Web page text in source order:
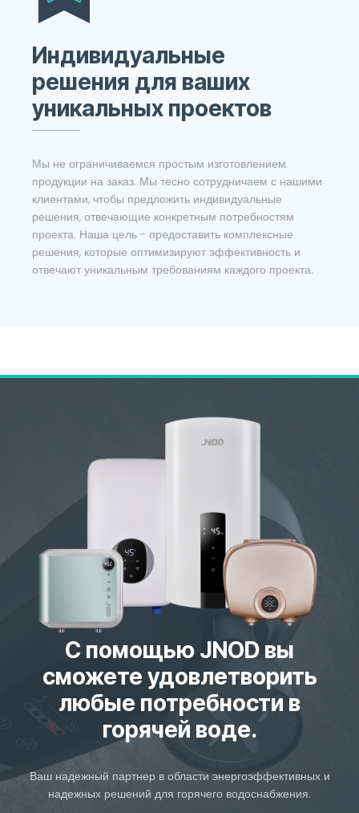
Индивидуальные
решения для ваших
уникальных проектов
Мы не ограничиваемся простым изготовлением
продукции на заказ. Мы тесно сотрудничаем с нашими
клиентами, чтобы предложить индивидуальные
решения, отвечающие конкретным потребностям
проекта. Наша цель - предоставить комплексные
решения, которые оптимизируют эффективность и
отвечают уникальным требованиям каждого проекта.
С помощью JNOD вы
сможете удовлетворить
любые потребности в
горячей воде.
Ваш надежный партнер в области энергоэффективных и
надежных решений для горячего водоснабжения.